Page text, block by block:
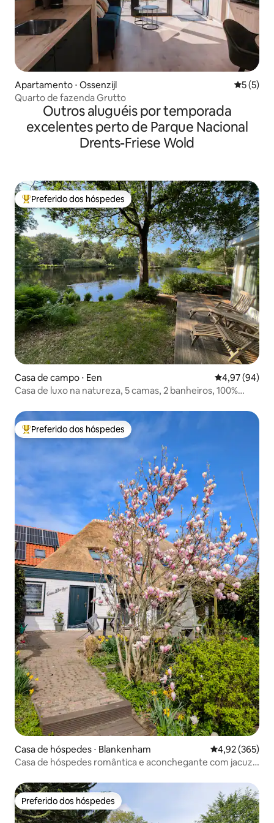
Apartamento ⋅ Ossenzijl 5 de
5 (5)
Quarto de fazenda Grutto
Outros aluguéis por temporada
excelentes perto de Parque Nacional
Drents-Friese Wold
Entre os melhores preferidos dos hóspedes
Preferido dos hóspedes
Casa de campo ⋅ Een 4,97 de uma
4,97 (94)
Casa de luxo na natureza, 5 camas, 2 banheiros, 100%
Entre os melhores preferidos dos hóspedes
Preferido dos hóspedes
Casa de hóspedes ⋅ Blankenham 4,92 de uma
4,92 (365)
Casa de hóspedes romântica e aconchegante com jacuzzi
Preferido dos hóspedes
Preferido dos hóspedes